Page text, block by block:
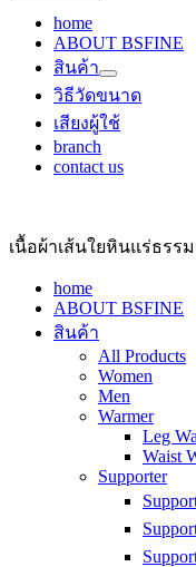
home
ABOUT BSFINE
สินค้า
Show
sub
menu
วิธีวัดขนาด
เสียงผู้ใช้
branch
contact us
เนื้อผ้าเส้นใยหินแร่ธรร
home
ABOUT BSFINE
สินค้า
All Products
Women
Men
Warmer
Leg
Waist
Supporter